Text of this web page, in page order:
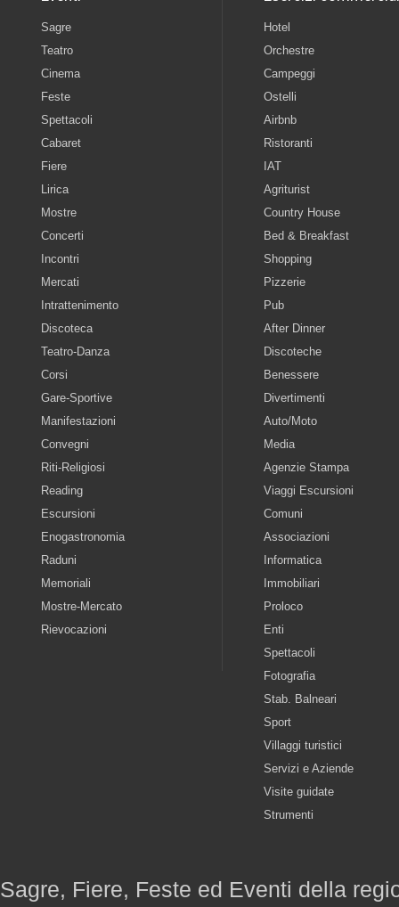
Sagre
Teatro
Cinema
Feste
Spettacoli
Cabaret
Fiere
Lirica
Mostre
Concerti
Incontri
Mercati
Intrattenimento
Discoteca
Teatro-Danza
Corsi
Gare-Sportive
Manifestazioni
Convegni
Riti-Religiosi
Reading
Escursioni
Enogastronomia
Raduni
Memoriali
Mostre-Mercato
Rievocazioni
Hotel
Orchestre
Campeggi
Ostelli
Airbnb
Ristoranti
IAT
Agriturist
Country House
Bed & Breakfast
Shopping
Pizzerie
Pub
After Dinner
Discoteche
Benessere
Divertimenti
Auto/Moto
Media
Agenzie Stampa
Viaggi Escursioni
Comuni
Associazioni
Informatica
Immobiliari
Proloco
Enti
Spettacoli
Fotografia
Stab. Balneari
Sport
Villaggi turistici
Servizi e Aziende
Visite guidate
Strumenti
Sagre, Fiere, Feste ed Eventi della